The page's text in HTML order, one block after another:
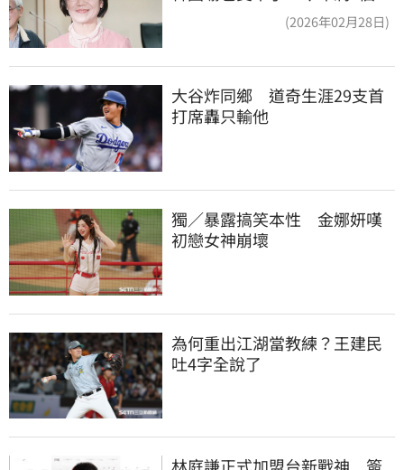
(2026年02月28日)
大谷炸同鄉　道奇生涯29支首
打席轟只輸他
獨／暴露搞笑本性　金娜妍嘆
初戀女神崩壞
為何重出江湖當教練？王建民
吐4字全說了